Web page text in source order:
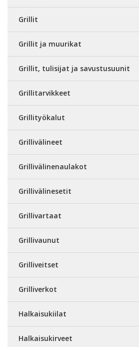
Grillit
Grillit ja muurikat
Grillit, tulisijat ja savustusuunit
Grillitarvikkeet
Grillityökalut
Grillivälineet
Grillivälinenaulakot
Grillivälinesetit
Grillivartaat
Grillivaunut
Grilliveitset
Grilliverkot
Halkaisukiilat
Halkaisukirveet